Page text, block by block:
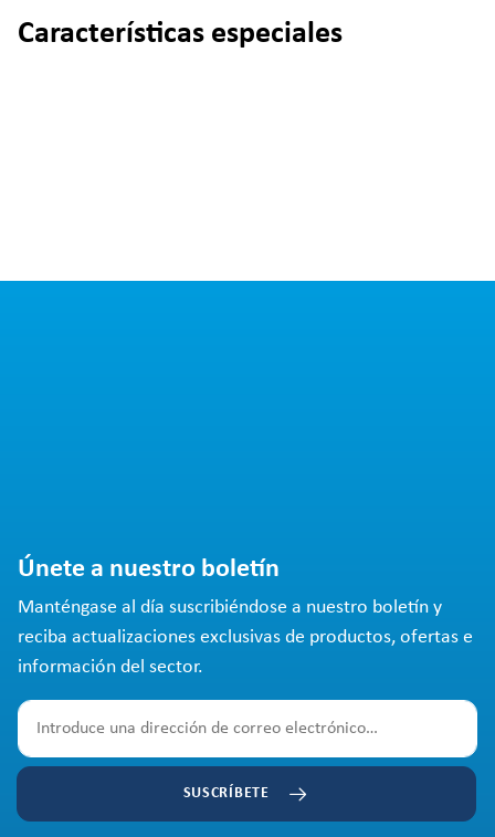
Características especiales
Únete a nuestro boletín
Manténgase al día suscribiéndose a nuestro boletín y
reciba actualizaciones exclusivas de productos, ofertas e
información del sector.
SUSCRÍBETE